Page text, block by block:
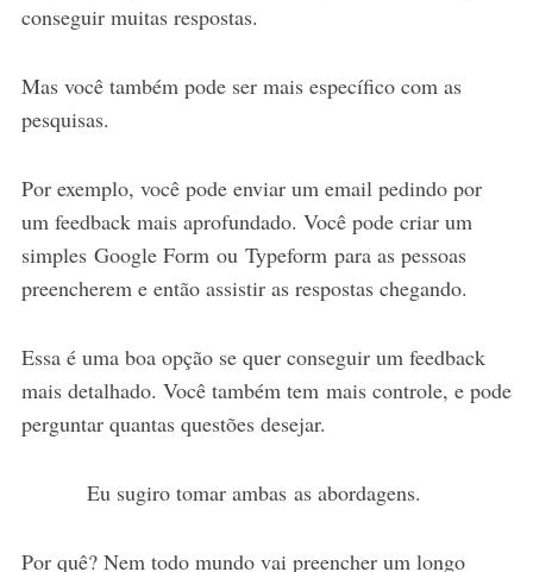
conseguir muitas respostas.
Mas você também pode ser mais específico com as
pesquisas.
Por exemplo, você pode enviar um email pedindo por
um feedback mais aprofundado. Você pode criar um
simples Google Form ou Typeform para as pessoas
preencherem e então assistir as respostas chegando.
Essa é uma boa opção se quer conseguir um feedback
mais detalhado. Você também tem mais controle, e pode
perguntar quantas questões desejar.
Eu sugiro tomar ambas as abordagens.
Por quê? Nem todo mundo vai preencher um longo